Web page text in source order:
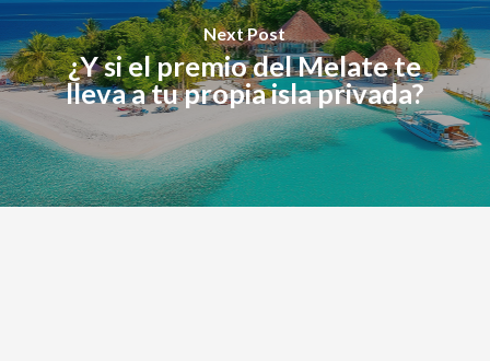
Next Post
¿Y si el premio del Melate te
lleva a tu propia isla privada?